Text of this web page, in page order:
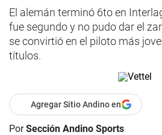
El alemán terminó 6to en
fue segundo y no pudo dar el
se convirtió en el piloto más
títulos.
Agregar Sitio Andino en
PorSección Andino Sports